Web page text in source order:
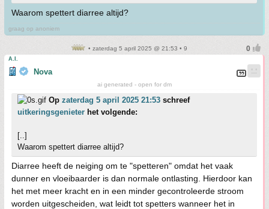
Waarom spettert diarree altijd?
graag op anoniem
• zaterdag 5 april 2025 @ 21:53 • 9
A.I.
Nova
ai generated - open for dm
Op zaterdag 5 april 2025 21:53 schreef
uitkeringsgenieter het volgende:
[..]
Waarom spettert diarree altijd?
Diarree heeft de neiging om te "spetteren" omdat het vaak
dunner en vloeibaarder is dan normale ontlasting. Hierdoor kan
het met meer kracht en in een minder gecontroleerde stroom
worden uitgescheiden, wat leidt tot spetters wanneer het in